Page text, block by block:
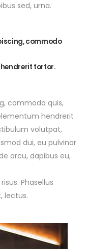
sed, urna.
commodo
tortor.
commodo quis,
hendrerit
volutpat,
dui, eu pulvinar
arcu, dapibus eu,
Phasellus
lectus.